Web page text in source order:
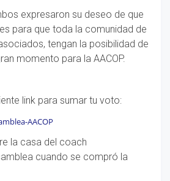
expresaron su deseo de que
para que toda la comunidad de
tengan la posibilidad de
momento para la AACOP.
link para sumar tu voto:
AACOP
la casa del coach
cuando se compró la